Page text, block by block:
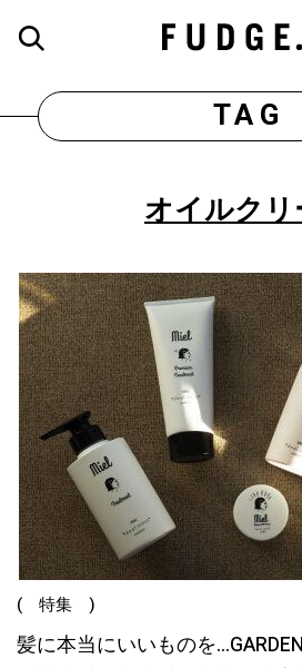
TAG
オイルク
( 特集 )
髪に本当にいいものを